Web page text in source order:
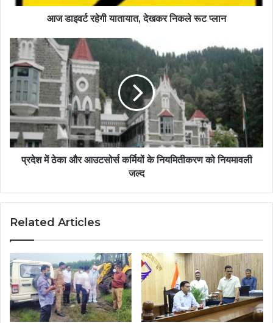
आज डाइवर्ट रहेगी यातायात, देखकर निकले रूट प्लान
प्रदेश में ठेका और आउटसोर्स कर्मियों के नियमितीकरण को नियमावली
जल्द
Related Articles